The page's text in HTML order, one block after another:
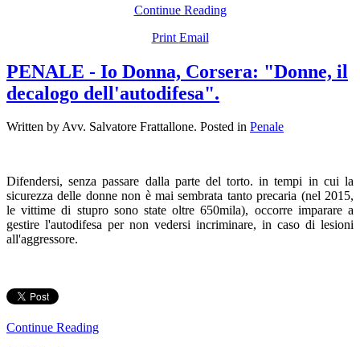
Continue Reading
Print Email
PENALE - Io Donna, Corsera: "Donne, il
decalogo dell'autodifesa".
Written by Avv. Salvatore Frattallone. Posted in Penale
Difendersi, senza passare dalla parte del torto. in tempi in cui la
sicurezza delle donne non è mai sembrata tanto precaria (nel 2015,
le vittime di stupro sono state oltre 650mila), occorre imparare a
gestire l'autodifesa per non vedersi incriminare, in caso di lesioni
all'aggressore.
Continue Reading